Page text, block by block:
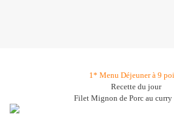
1* Menu Déjeuner à 9
Recette du jour
Filet Mignon de Porc au curry